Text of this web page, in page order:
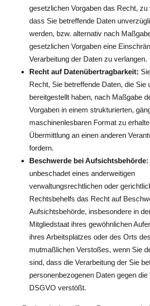
gesetzlichen Vorgaben das Recht, zu
dass Sie betreffende Daten
werden, bzw. alternativ nach
gesetzlichen Vorgaben eine
Verarbeitung der Daten zu verlangen.
Recht auf Datenübertragbarkeit:
Recht, Sie betreffende Daten, die Sie
bereitgestellt haben, nach Maßgabe
Vorgaben in einem strukturierten,
maschinenlesbaren Format zu
Übermittlung an einen anderen
fordern.
Beschwerde bei Aufsichtsbehörde:
unbeschadet eines anderweitigen
verwaltungsrechtlichen oder
Rechtsbehelfs das Recht auf
Aufsichtsbehörde, insbesondere in
Mitgliedstaat ihres gewöhnlichen
ihres Arbeitsplatzes oder des Orts des
mutmaßlichen Verstoßes, wenn Sie
sind, dass die Verarbeitung der Sie
personenbezogenen Daten gegen die
DSGVO verstößt.